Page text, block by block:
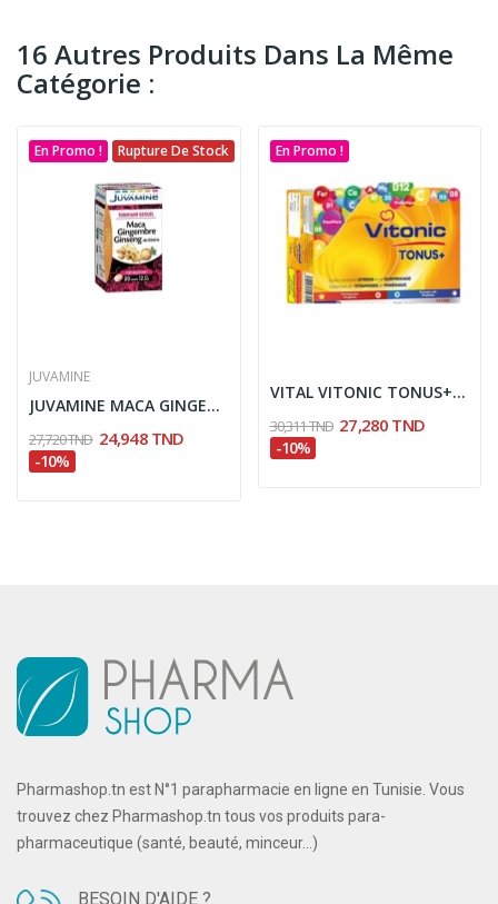
16 Autres Produits Dans La Même
Catégorie :
En Promo ! Rupture De Stock
JUVAMINE
JUVAMINE MACA GINGEMBRE GINSENG DE SIBERIE 40...
27,720 TND 24,948 TND
-10%
En Promo !
VITAL VITONIC TONUS+ JOUR ET NUIT B/60
30,311 TND 27,280 TND
-10%
Pharmashop.tn est N°1 parapharmacie en ligne en Tunisie. Vous
trouvez chez Pharmashop.tn tous vos produits para-
pharmaceutique (santé, beauté, minceur...)
BESOIN D'AIDE ?